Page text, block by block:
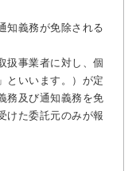
知義務が免除される
扱事業者に対し、個
といいます。）が定
務及び通知義務を免
けた委託元のみが報